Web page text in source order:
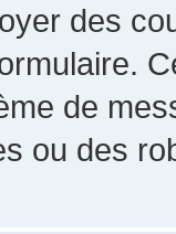
des
de
ou des